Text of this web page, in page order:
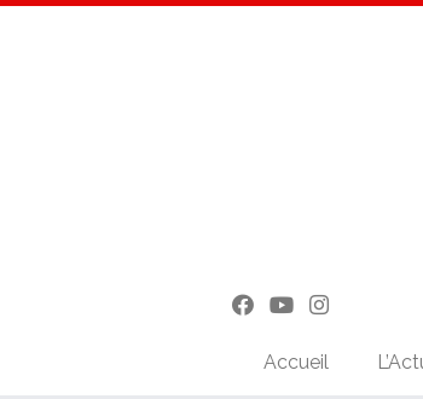
Accueil